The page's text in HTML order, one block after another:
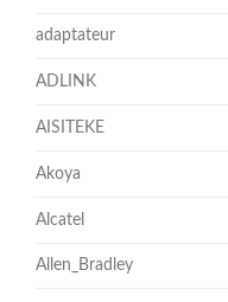
adaptateur
ADLINK
AISITEKE
Akoya
Alcatel
Allen_Bradley